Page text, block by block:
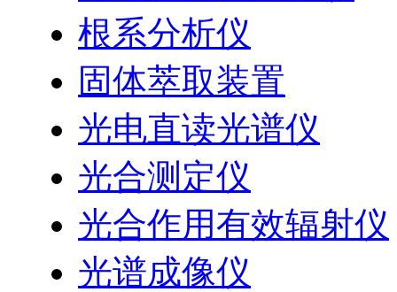
根系分析仪
固体萃取装置
光电直读光谱仪
光合测定仪
光合作用有效辐射仪
光谱成像仪